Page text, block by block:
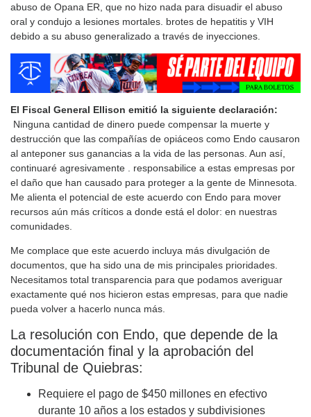
abuso de Opana ER, que no hizo nada para disuadir el abuso
oral y condujo a lesiones mortales. brotes de hepatitis y VIH
debido a su abuso generalizado a través de inyecciones.
El Fiscal General Ellison emitió la siguiente declaración:
Ninguna cantidad de dinero puede compensar la muerte y
destrucción que las compañías de opiáceos como Endo causaron
al anteponer sus ganancias a la vida de las personas. Aun así,
continuaré agresivamente . responsabilice a estas empresas por
el daño que han causado para proteger a la gente de Minnesota.
Me alienta el potencial de este acuerdo con Endo para mover
recursos aún más críticos a donde está el dolor: en nuestras
comunidades.
Me complace que este acuerdo incluya más divulgación de
documentos, que ha sido una de mis principales prioridades.
Necesitamos total transparencia para que podamos averiguar
exactamente qué nos hicieron estas empresas, para que nadie
pueda volver a hacerlo nunca más.
La resolución con Endo, que depende de la
documentación final y la aprobación del
Tribunal de Quiebras:
Requiere el pago de $450 millones en efectivo
durante 10 años a los estados y subdivisiones